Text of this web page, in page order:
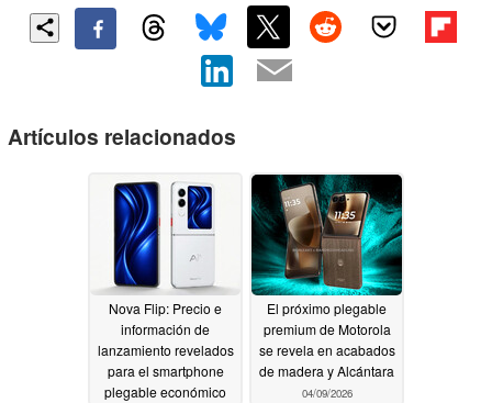
Artículos relacionados
Nova Flip: Precio e
información de
lanzamiento revelados
para el smartphone
plegable económico
El próximo plegable
premium de Motorola
se revela en acabados
de madera y Alcántara
04/09/2026